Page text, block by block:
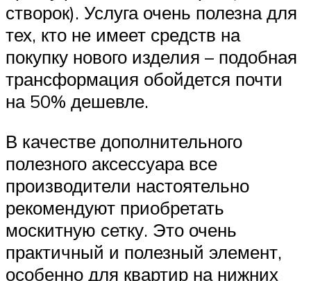
створок). Услуга очень полезна для
тех, кто не имеет средств на
покупку нового изделия – подобная
трансформация обойдется почти
на 50% дешевле.
В качестве дополнительного
полезного аксессуара все
производители настоятельно
рекомендуют приобретать
москитную сетку. Это очень
практичный и полезный элемент,
особенно для квартир на нижних